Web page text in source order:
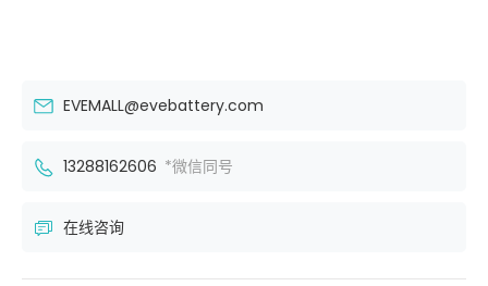
EVEMALL@evebattery.com
13288162606 *微信同号
在线咨询